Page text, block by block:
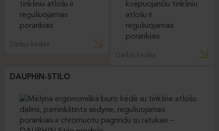
Darbo kėdės
Darbo kėdės
DAUPHIN-STILO